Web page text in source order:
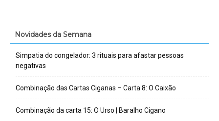
Novidades da Semana
Simpatia do congelador: 3 rituais para afastar pessoas
negativas
Combinação das Cartas Ciganas – Carta 8: O Caixão
Combinação da carta 15: O Urso | Baralho Cigano